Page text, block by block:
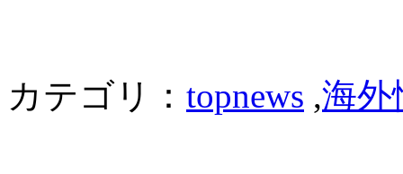
カテゴリ： topnews ,海外